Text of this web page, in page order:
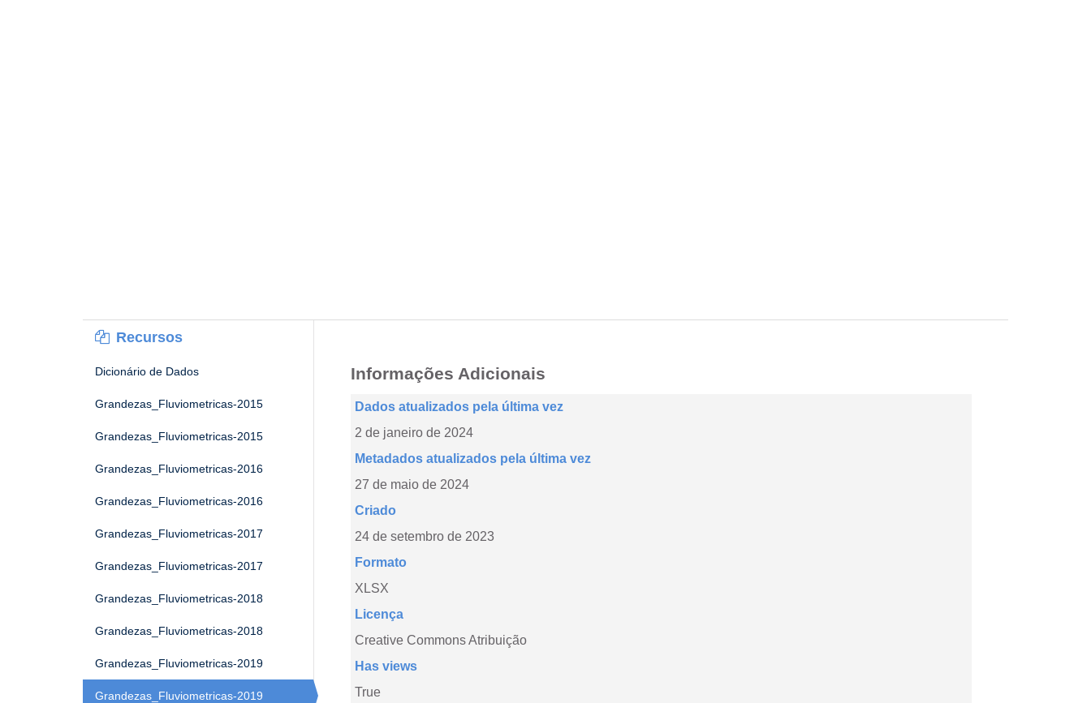
Recursos
Dicionário de Dados
Grandezas_Fluviometricas-2015
Grandezas_Fluviometricas-2015
Grandezas_Fluviometricas-2016
Grandezas_Fluviometricas-2016
Grandezas_Fluviometricas-2017
Grandezas_Fluviometricas-2017
Grandezas_Fluviometricas-2018
Grandezas_Fluviometricas-2018
Grandezas_Fluviometricas-2019
Grandezas_Fluviometricas-2019
Informações Adicionais
Dados atualizados pela última vez
2 de janeiro de 2024
Metadados atualizados pela última vez
27 de maio de 2024
Criado
24 de setembro de 2023
Formato
XLSX
Licença
Creative Commons Atribuição
Has views
True